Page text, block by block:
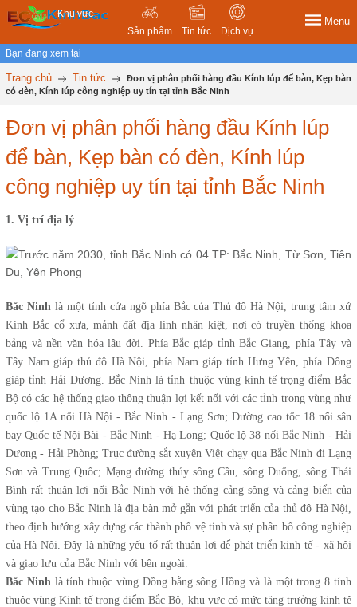
Khu vực
Sản phẩm
Tin tức Dịch vụ
Menu
Bạn đang xem tại
Trang chủ Tin tức
Đơn vị phân phối hàng đầu Kính lúp để bàn, Kẹp bàn
có đèn, Kính lúp công nghiệp uy tín tại tỉnh Bắc Ninh
Đơn vị phân phối hàng đầu Kính lúp
để bàn, Kẹp bàn có đèn, Kính lúp
công nghiệp uy tín tại tỉnh Bắc Ninh
1. Vị trí địa lý
Bắc Ninhlà một tỉnh cửa ngõ phía Bắc của Thủ đô Hà Nội, trung tâm xứ
Kinh Bắc cổ xưa, mảnh đất địa linh nhân kiệt, nơi có truyền thống khoa
bảng và nền văn hóa lâu đời. Phía Bắc giáp tỉnh Bắc Giang, phía Tây và
Tây Nam giáp thủ đô Hà Nội, phía Nam giáp tỉnh Hưng Yên, phía Đông
giáp tỉnh Hải Dương. Bắc Ninh là tỉnh thuộc vùng kinh tế trọng điểm Bắc
Bộ có các hệ thống giao thông thuận lợi kết nối với các tỉnh trong vùng như
quốc lộ 1A nối Hà Nội - Bắc Ninh - Lạng Sơn; Đường cao tốc 18 nối sân
bay Quốc tế Nội Bài - Bắc Ninh - Hạ Long; Quốc lộ 38 nối Bắc Ninh - Hải
Dương - Hải Phòng; Trục đường sắt xuyên Việt chạy qua Bắc Ninh đi Lạng
Sơn và Trung Quốc; Mạng đường thủy sông Cầu, sông Đuống, sông Thái
Bình rất thuận lợi nối Bắc Ninh với hệ thống cảng sông và cảng biển của
vùng tạo cho Bắc Ninh là địa bàn mở gắn với phát triển của thủ đô Hà Nội,
theo định hướng xây dựng các thành phố vệ tinh và sự phân bố công nghiệp
của Hà Nội. Đây là những yếu tố rất thuận lợi để phát triển kinh tế - xã hội
và giao lưu của Bắc Ninh với bên ngoài.
Bắc Ninhlà tỉnh thuộc vùng Đồng bằng sông Hồng và là một trong 8 tỉnh
thuộc vùng Kinh tế trọng điểm Bắc Bộ, khu vực có mức tăng trưởng kinh tế